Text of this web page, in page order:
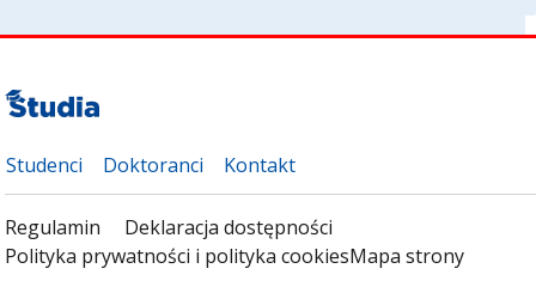
Studenci Doktoranci Kontakt
Regulamin
Deklaracja dostępności
Polityka prywatności i polityka cookiesMapa strony